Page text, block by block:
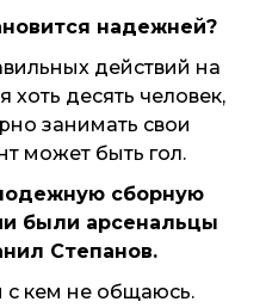
надежней?
действий на
хоть десять человек,
занимать свои
может быть гол.
сборную
были арсенальцы
Степанов.
с кем не общаюсь.